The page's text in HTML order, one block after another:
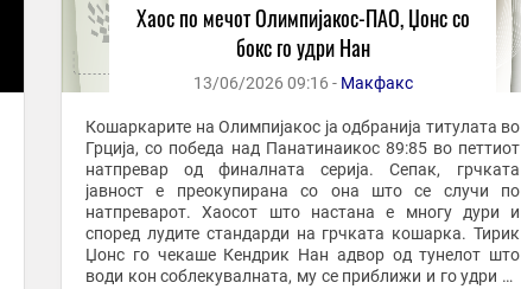
Хаос по мечот Олимпијакос-ПАО, Џонс со
бокс го удри Нан
13/06/2026 09:16 - Макфакс
Кошаркарите на Олимпијакос ја одбранија титулата во
Грција, со победа над Панатинаикос 89:85 во петтиот
натпревар од финалната серија. Сепак, грчката
јавност е преокупирана со она што се случи по
натпреварот. Хаосот што настана е многу дури и
според лудите стандарди на грчката кошарка. Тирик
Џонс го чекаше Кендрик Нан адвор од тунелот што
води кон соблекувалната, му се приближи и го удри со